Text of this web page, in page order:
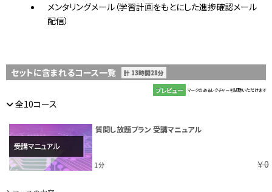
メンタリングメール（学習計画をもとにした進捗確認メール
配信）
セットに含まれるコース一覧 計 13時間28分
プレビュー マークのあるレクチャーを試聴いただけます
全10コース
質問し放題プラン 受講マニュアル
1分 ￥0